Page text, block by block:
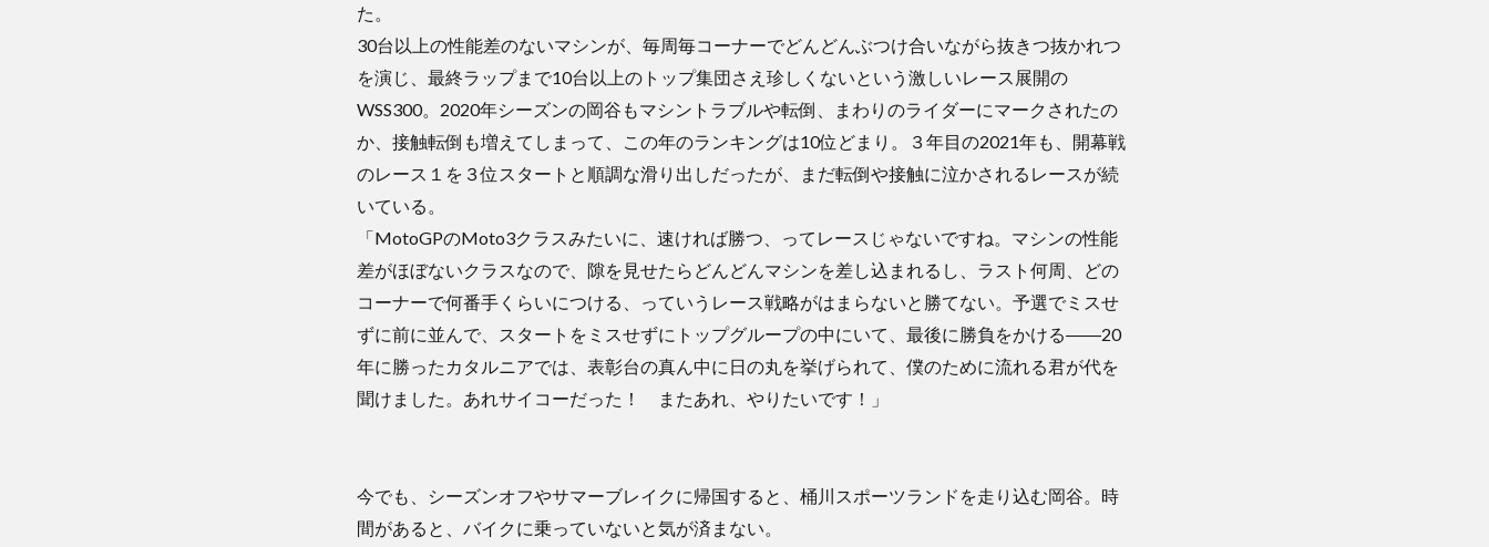
た。
30台以上の性能差のないマシンが、毎周毎コーナーでどんどんぶつけ合いながら抜きつ抜かれつ
を演じ、最終ラップまで10台以上のトップ集団さえ珍しくないという激しいレース展開の
WSS300。2020年シーズンの岡谷もマシントラブルや転倒、まわりのライダーにマークされたの
か、接触転倒も増えてしまって、この年のランキングは10位どまり。３年目の2021年も、開幕戦
のレース１を３位スタートと順調な滑り出しだったが、まだ転倒や接触に泣かされるレースが続
いている。
「MotoGPのMoto3クラスみたいに、速ければ勝つ、ってレースじゃないですね。マシンの性能
差がほぼないクラスなので、隙を見せたらどんどんマシンを差し込まれるし、ラスト何周、どの
コーナーで何番手くらいにつける、っていうレース戦略がはまらないと勝てない。予選でミスせ
ずに前に並んで、スタートをミスせずにトップグループの中にいて、最後に勝負をかける――20
年に勝ったカタルニアでは、表彰台の真ん中に日の丸を挙げられて、僕のために流れる君が代を
聞けました。あれサイコーだった！ またあれ、やりたいです！」
今でも、シーズンオフやサマーブレイクに帰国すると、桶川スポーツランドを走り込む岡谷。時
間があると、バイクに乗っていないと気が済まない。